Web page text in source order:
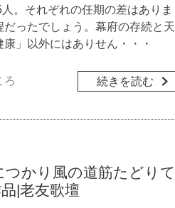
。それぞれの任期の差はありま
ったでしょう。幕府の存続と天
」以外にはありせん・・・
ろ 続きを読む
つかり風の道筋たどりて
|老友歌壇